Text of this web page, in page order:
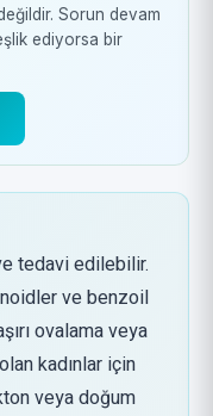
Sorun devam
ediyorsa bir
tedavi edilebilir.
ve benzoil
ovalama veya
kadınlar için
veya doğum